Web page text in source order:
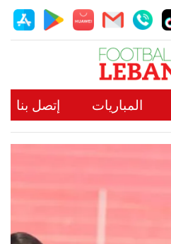
المباريات إتصل بنا